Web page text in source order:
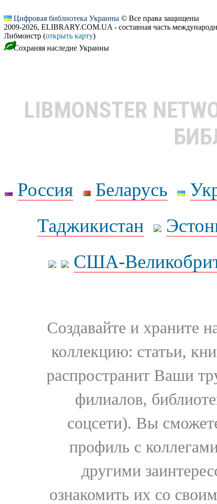
Цифровая библиотека Украины © Все права защищены
2009-2026, ELIBRARY.COM.UA - составная часть
Либмонстр (открыть карту)
Сохраняя наследие Украины
LIBMONSTER
Россия Беларусь
Таджикистан
США-
Создавайте и храните
коллекцию: статьи,
распространит Ваши
филиалов,
соцсети). Вы
профиль с
другими
ознакомить их со